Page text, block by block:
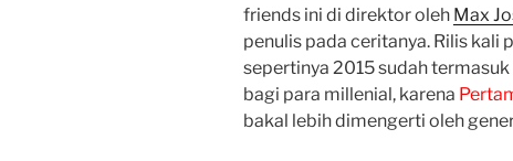
friends ini di direktor oleh Max
penulis pada ceritanya. Rilis kali
sepertinya 2015 sudah
bagi para millenial, karena
bakal lebih dimengerti oleh